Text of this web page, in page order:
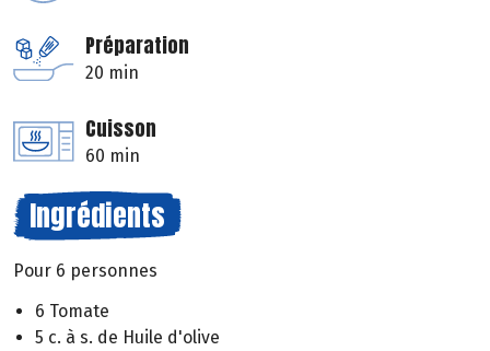
Préparation
20 min
Cuisson
60 min
Ingrédients
Pour 6 personnes
6 Tomate
5 c. à s. de Huile d'olive